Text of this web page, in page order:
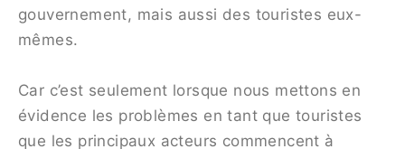
gouvernement, mais aussi des touristes eux-
mêmes.
Car c’est seulement lorsque nous mettons en
évidence les problèmes en tant que touristes
que les principaux acteurs commencent à